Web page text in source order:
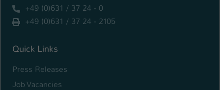
+49 (0)631 / 37 24 - 0
+49 (0)631 / 37 24 - 2105
Quick Links
Press Releases
Job Vacancies
Name be_typo_user